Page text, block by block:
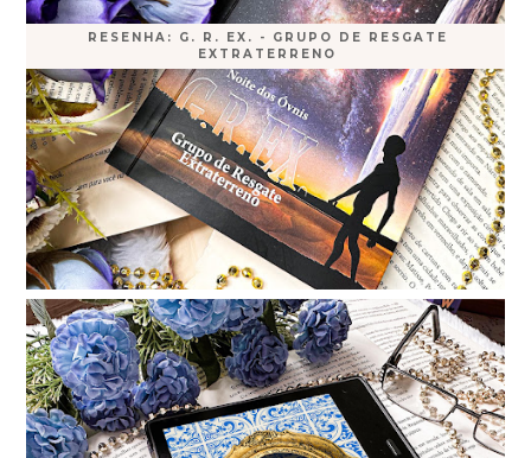
RESENHA: G. R. EX. - GRUPO DE RESGATE
EXTRATERRENO